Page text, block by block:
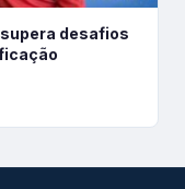
desafios